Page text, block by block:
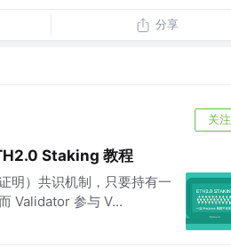
分享
关注
Staking 教程
明）共识机制，只要持有一
Validator 参与 V...